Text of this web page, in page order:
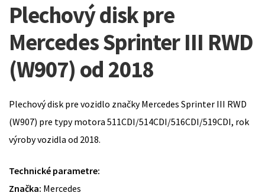
Plechový disk pre
Mercedes Sprinter III RWD
(W907) od 2018
Plechový disk pre vozidlo značky Mercedes Sprinter III RWD
(W907) pre typy motora 511CDI/514CDI/516CDI/519CDI, rok
výroby vozidla od 2018.
Technické parametre:
Značka: Mercedes